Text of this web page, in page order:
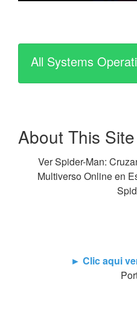
All Systems
About This Site
Ver Spider-Man:
Multiverso Online en
► Clic aqui